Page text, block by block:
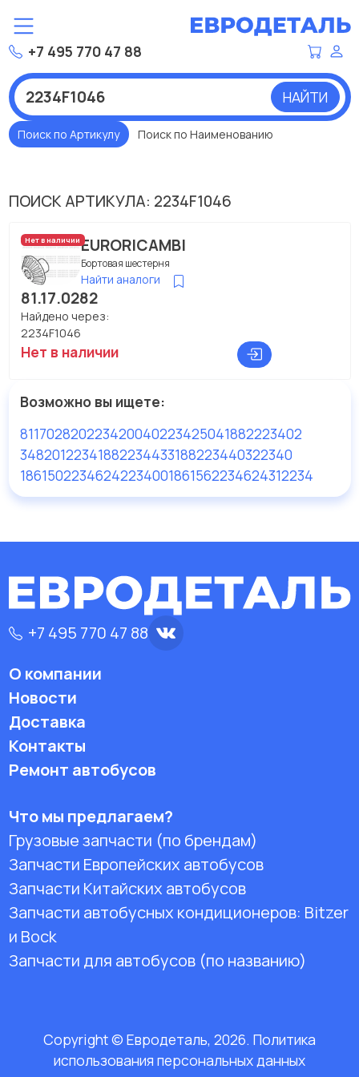
+7 495 770 47 88
НАЙТИ
Поиск по Артикулу Поиск по Наименованию
ПОИСК АРТИКУЛА: 2234F1046
Нет в наличииEURORICAMBI
Бортовая шестерня
Найти аналоги
81.17.0282
Найдено через:
2234F1046
Нет в наличии
Возможно вы ищете:
811702820223420040223425041882223402
34820122341882234433188223440322340
18615022346242234001861562234624312234
+7 495 770 47 88
О компании
Новости
Доставка
Контакты
Ремонт автобусов
Что мы предлагаем?
Грузовые запчасти (по брендам)
Запчасти Европейских автобусов
Запчасти Китайских автобусов
Запчасти автобусных кондиционеров: Bitzer
и Bock
Запчасти для автобусов (по названию)
Copyright © Евродеталь, 2026. Политика
использования персональных данных